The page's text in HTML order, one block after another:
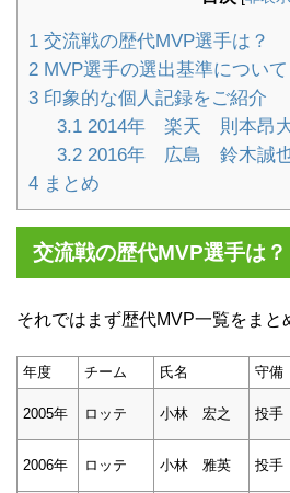
1 交流戦の歴代MVP選手は？
2 MVP選手の選出基準について
3 印象的な個人記録をご紹介
3.12014年 楽天 則本昂
3.22016年 広島 鈴木誠
4 まとめ
交流戦の歴代MVP選手は？
それではまず歴代MVP一覧をまと
年度 チーム 氏名 守備
2005年 ロッテ 小林 宏之 投手
2006年 ロッテ 小林 雅英 投手